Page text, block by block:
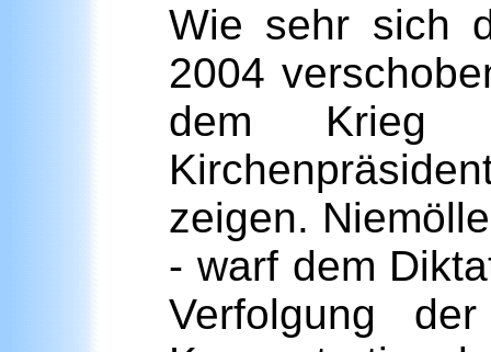
Wie sehr sich
2004
dem Krieg
zeigen.
- warf dem
Verfolgung